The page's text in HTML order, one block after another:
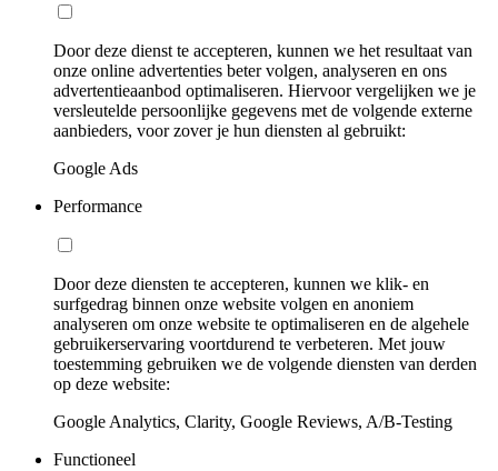
Door deze dienst te accepteren, kunnen we het resultaat van
onze online advertenties beter volgen, analyseren en ons
advertentieaanbod optimaliseren. Hiervoor vergelijken we je
versleutelde persoonlijke gegevens met de volgende externe
aanbieders, voor zover je hun diensten al gebruikt:
Google Ads
Performance
Door deze diensten te accepteren, kunnen we klik- en
surfgedrag binnen onze website volgen en anoniem
analyseren om onze website te optimaliseren en de algehele
gebruikerservaring voortdurend te verbeteren. Met jouw
toestemming gebruiken we de volgende diensten van derden
op deze website:
Google Analytics, Clarity, Google Reviews, A/B-Testing
Functioneel